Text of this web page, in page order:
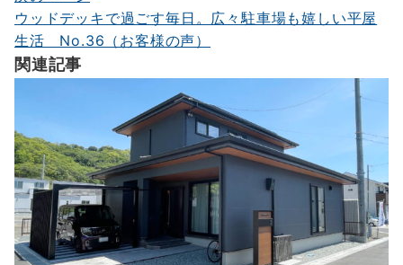
ビ
ゲ
ー
ョ
ン
ウッドデッキで過ごす毎日。広々駐車場も嬉しい平屋
生活 No.36（お客様の声）
関連記事